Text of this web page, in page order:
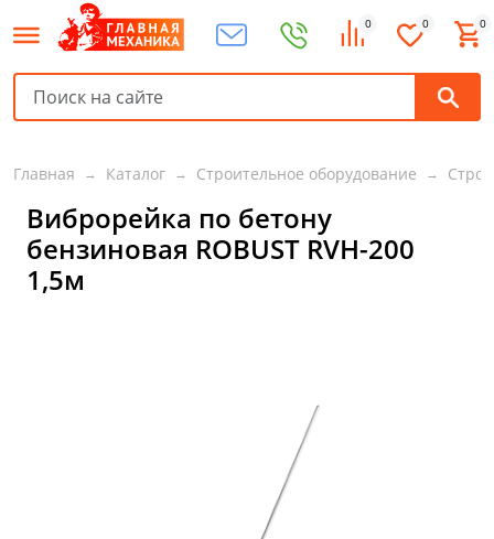
0 0 0
Главная Каталог Строительное оборудование
Виброрейка по бетону
бензиновая ROBUST RVH-200
1,5м